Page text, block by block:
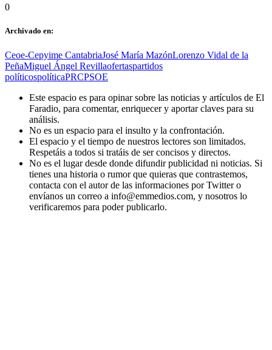
0
Archivado en:
Ceoe-Cepyime CantabriaJosé María MazónLorenzo Vidal de la
PeñaMiguel Ángel Revillaofertaspartidos
políticospolíticaPRCPSOE
Este espacio es para opinar sobre las noticias y artículos de El
Faradio, para comentar, enriquecer y aportar claves para su
análisis.
No es un espacio para el insulto y la confrontación.
El espacio y el tiempo de nuestros lectores son limitados.
Respetáis a todos si tratáis de ser concisos y directos.
No es el lugar desde donde difundir publicidad ni noticias. Si
tienes una historia o rumor que quieras que contrastemos,
contacta con el autor de las informaciones por Twitter o
envíanos un correo a info@emmedios.com, y nosotros lo
verificaremos para poder publicarlo.